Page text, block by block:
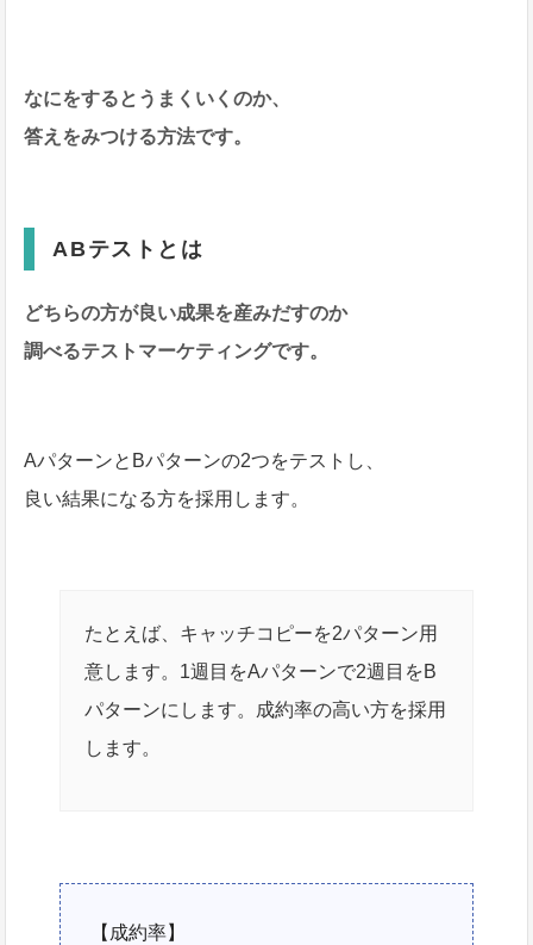
なにをするとうまくいくのか、
答えをみつける方法です。
ABテストとは
どちらの方が良い成果を産みだすのか
調べるテストマーケティングです。
AパターンとBパターンの2つをテストし、
良い結果になる方を採用します。
たとえば、キャッチコピーを2パターン用
意します。1週目をAパターンで2週目をB
パターンにします。成約率の高い方を採用
します。
【成約率】